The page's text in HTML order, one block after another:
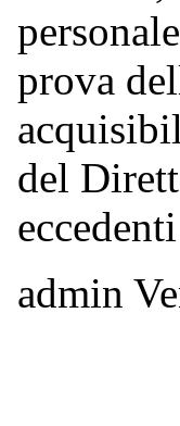
prova
del
admin